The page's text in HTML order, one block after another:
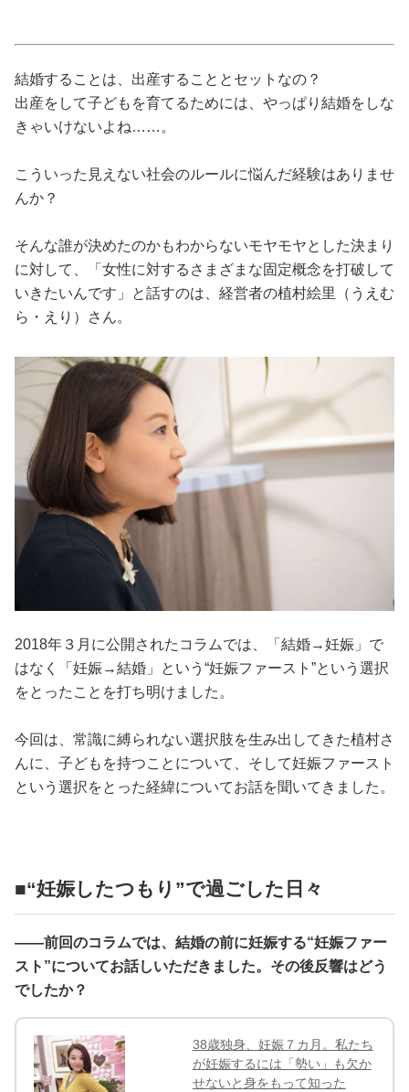
占い
性と愛
結婚することは、出産することとセットなの？
出産をして子どもを育てるためには、やっぱり結婚をしな
きゃいけないよね……。
こういった見えない社会のルールに悩んだ経験はありませ
んか？
そんな誰が決めたのかもわからないモヤモヤとした決まり
に対して、「女性に対するさまざまな固定概念を打破して
いきたいんです」と話すのは、経営者の植村絵里（うえむ
ら・えり）さん。
2018年３月に公開されたコラムでは、「結婚→妊娠」で
はなく「妊娠→結婚」という“妊娠ファースト”という選択
をとったことを打ち明けました。
今回は、常識に縛られない選択肢を生み出してきた植村さ
んに、子どもを持つことについて、そして妊娠ファースト
という選択をとった経緯についてお話を聞いてきました。
■“妊娠したつもり”で過ごした日々
——前回のコラムでは、結婚の前に妊娠する“妊娠ファー
スト”についてお話しいただきました。その後反響はどう
でしたか？
38歳独身、妊娠７カ月。私たち
が妊娠するには「勢い」も欠か
せないと身をもって知った